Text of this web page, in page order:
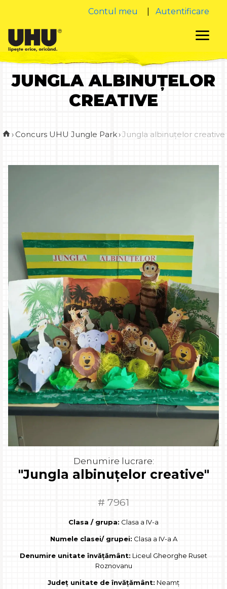
Contul meu Autentificare
JUNGLA ALBINUȚELOR
CREATIVE
› Concurs UHU Jungle Park›Jungla albinuțelor creative
Denumire lucrare:
"Jungla albinuțelor creative"
# 7961
Clasa / grupa: Clasa a IV-a
Numele clasei/ grupei: Clasa a IV-a A
Denumire unitate învățământ: Liceul Gheorghe Ruset
Roznovanu
Județ unitate de învățământ: Neamț